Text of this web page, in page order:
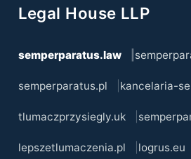
Legal House LLP
semperparatus.law
semperparatus.pl kancelaria-
tlumaczprzysiegly.uk
lepszetlumaczenia.pl logrus.eu